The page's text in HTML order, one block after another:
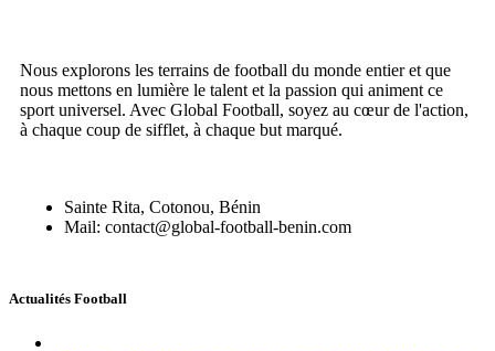
Nous explorons les terrains de football du monde entier et que
nous mettons en lumière le talent et la passion qui animent ce
sport universel. Avec Global Football, soyez au cœur de l'action,
à chaque coup de sifflet, à chaque but marqué.
Sainte Rita, Cotonou, Bénin
Mail: contact@global-football-benin.com
Actualités Football